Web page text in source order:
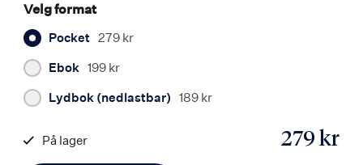
Velg format
Pocket 279 kr
Ebok 199 kr
Lydbok (nedlastbar) 189 kr
279 kr
På lager